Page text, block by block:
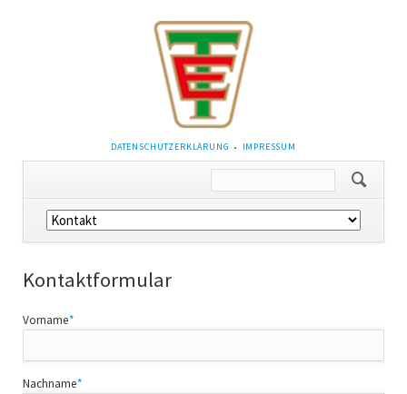
NAVIGATION
ÜBERSPRINGEN
DATENSCHUTZERKLÄRUNG IMPRESSUM
Navigation
überspringen
Kontaktformular
Pflichtfeld
Vorname*
Pflichtfeld
Nachname*